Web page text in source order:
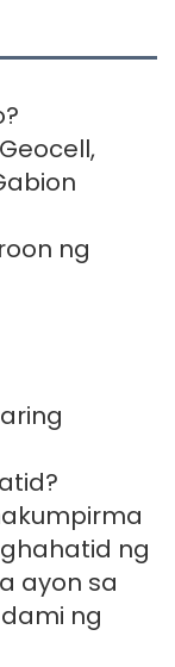
ng
ng
ayon sa
ng